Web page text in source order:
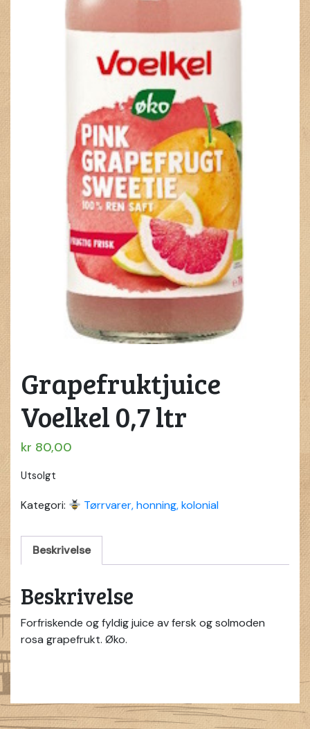
Grapefruktjuice
Voelkel 0,7 ltr
kr 80,00
Utsolgt
Kategori: Tørrvarer, honning, kolonial
Beskrivelse
Beskrivelse
Forfriskende og fyldig juice av fersk og solmoden
rosa grapefrukt. Øko.